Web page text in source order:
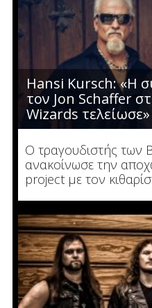
Hansi Kursch: «Η
τον Jon Schaffer
Wizards τελείωσε»
O τραγουδιστής των
ανακοίνωσε την
project με τον